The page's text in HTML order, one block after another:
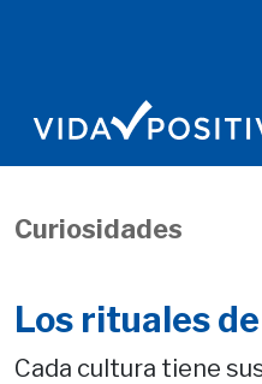
Curiosidades
Los rituales
Cada cultura tiene